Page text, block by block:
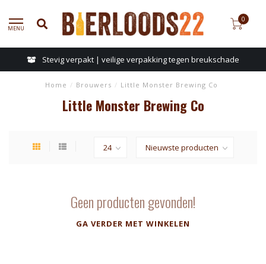
MENU
0
Stevig verpakt | veilige verpakking tegen breukschade
Home / Brouwers / Little Monster Brewing Co
Little Monster Brewing Co
Geen producten gevonden!
GA VERDER MET WINKELEN